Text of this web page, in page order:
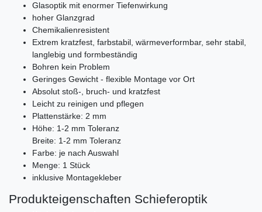
Glasoptik mit enormer Tiefenwirkung
hoher Glanzgrad
Chemikalienresistent
Extrem kratzfest, farbstabil, wärmeverformbar, sehr stabil,
langlebig und formbeständig
Bohren kein Problem
Geringes Gewicht - flexible Montage vor Ort
Absolut stoß-, bruch- und kratzfest
Leicht zu reinigen und pflegen
Plattenstärke: 2 mm
Höhe: 1-2 mm Toleranz
Breite: 1-2 mm Toleranz
Farbe: je nach Auswahl
Menge: 1 Stück
inklusive Montagekleber
Produkteigenschaften Schieferoptik